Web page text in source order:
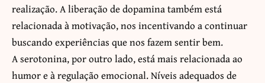
realização. A liberação de dopamina também está
relacionada à motivação, nos incentivando a continuar
buscando experiências que nos fazem sentir bem.
A serotonina, por outro lado, está mais relacionada ao
humor e à regulação emocional. Níveis adequados de